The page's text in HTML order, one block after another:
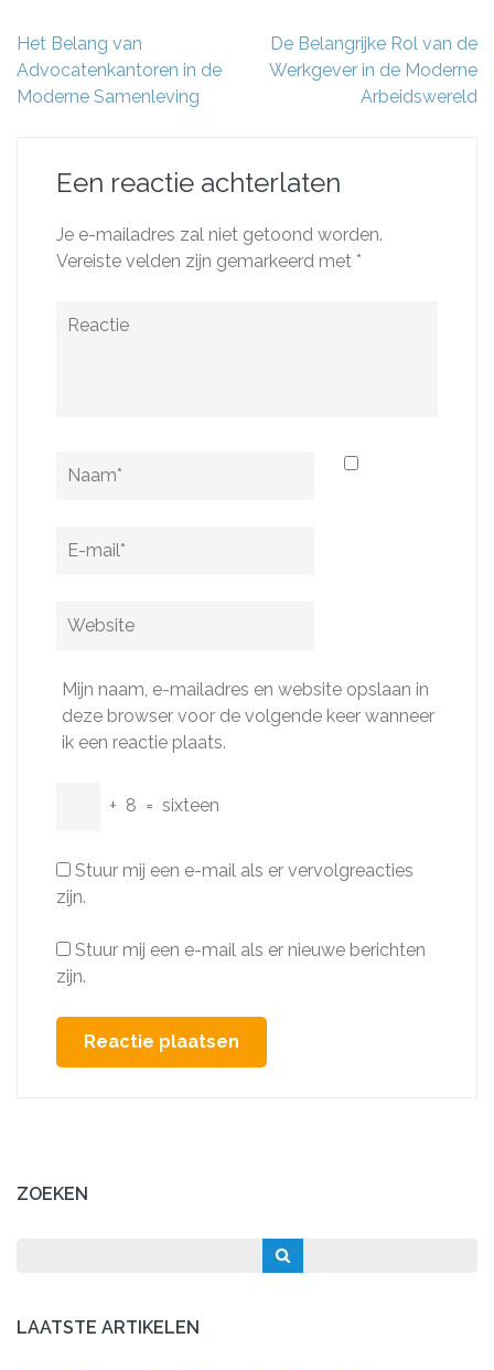
Berichtnavigatie
Het Belang van
Advocatenkantoren in de
Moderne Samenleving
De Belangrijke Rol van de
Werkgever in de Moderne
Arbeidswereld
Een reactie achterlaten
Je e-mailadres zal niet getoond worden.
Vereiste velden zijn gemarkeerd met *
Reactie
Naam
E-
Website
Mijn naam, e-mailadres en website opslaan in
deze browser voor de volgende keer wanneer
ik een reactie plaats.
+ 8 = sixteen
Stuur mij een e-mail als er vervolgreacties
zijn.
Stuur mij een e-mail als er nieuwe berichten
zijn.
ZOEKEN
LAATSTE ARTIKELEN